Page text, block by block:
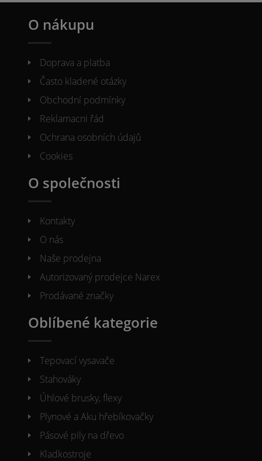
O nákupu
Doprava a platba
Často kladené otázky
Obchodní podmínky
Reklamacni řád
Ochrana osobních údajů
Cookies
O společnosti
Kontakty
O nás
Naše prodejna
Autorizovaný prodejce Narex
Prodávané značky
Oblíbené kategorie
Tepovací vysavače
Stahováky
Úhlové brusky, flexy
Plynové a Aku hřebíkovačky
Pásové pily na dřevo
Kladkostroje